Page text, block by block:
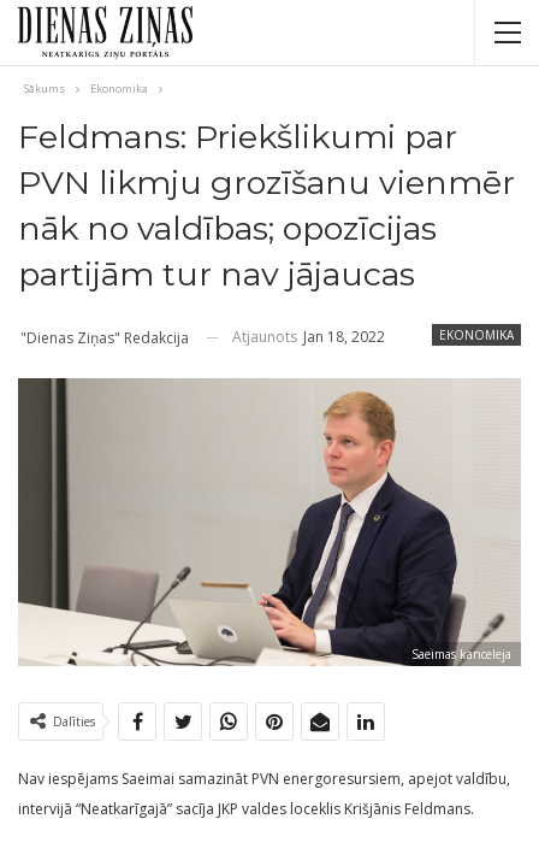
Sākums Ekonomika
Feldmans: Priekšlikumi par
PVN likmju grozīšanu vienmēr
nāk no valdības; opozīcijas
partijām tur nav jājaucas
EKONOMIKA
"Dienas Ziņas" Redakcija Atjaunots Jan 18, 2022
Saeimas kanceleja
Dalīties
Nav iespējams Saeimai samazināt PVN energoresursiem, apejot valdību,
intervijā “Neatkarīgajā” sacīja JKP valdes loceklis Krišjānis Feldmans.